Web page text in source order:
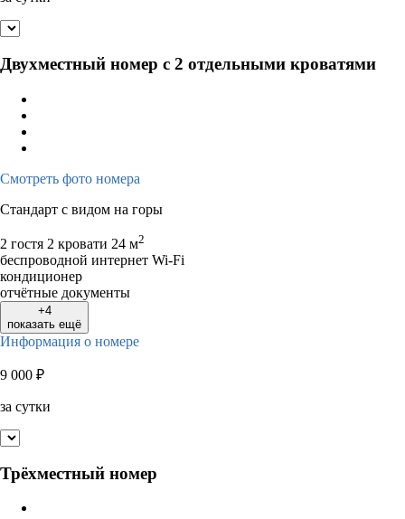
Двухместный номер с 2 отдельными кроватями
Смотреть фото номера
Стандарт с видом на горы
2 гостя 2 кровати 24 м2
беспроводной интернет Wi-Fi
кондиционер
отчётные документы
+4
показать ещё
Информация о номере
9 000 ₽
за сутки
Трёхместный номер